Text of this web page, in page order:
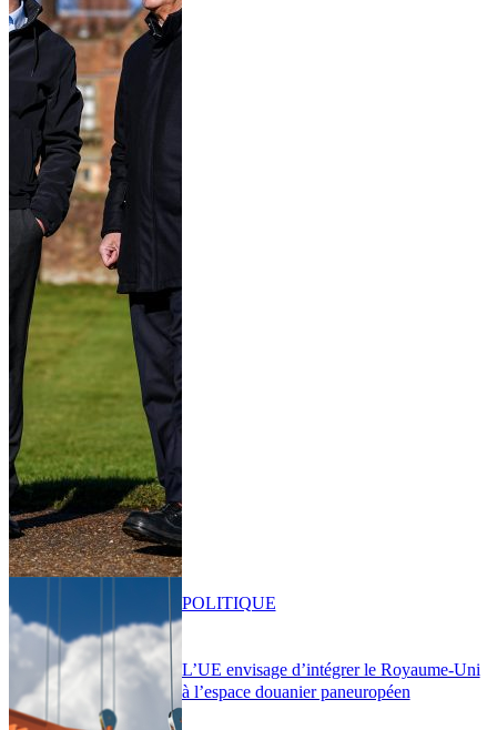
L’UE envisage d’intégrer le Royaume-Uni
à l’espace douanier paneuropéen
POLITIQUE